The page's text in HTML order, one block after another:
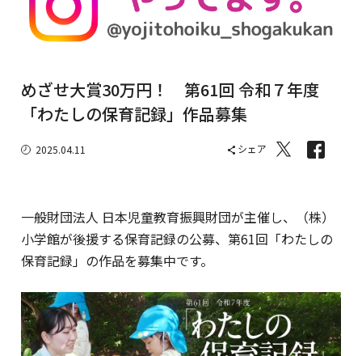
めざせ大賞30万円！ 第61回 令和７年度
「わたしの保育記録」作品募集
2025.04.11 シェア
一般財団法人 日本児童教育振興財団が主催し、（株）
小学館が後援する保育記録の公募、第61回「わたしの
保育記録」の作品を募集中です。